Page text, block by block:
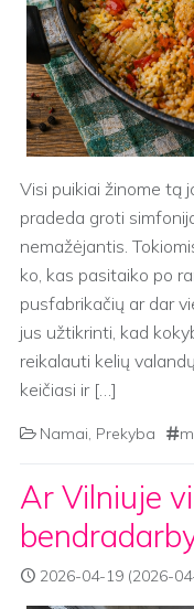
Visi puikiai žinome tą
pradeda groti
nemažėjantis.
ko, kas pasitaiko po
pusfabrikačių ar dar
jus užtikrinti, kad
reikalauti kelių
keičiasi ir […]
Namai, Prekyba
Ar Vilniuje
2026-04-19 (2026-